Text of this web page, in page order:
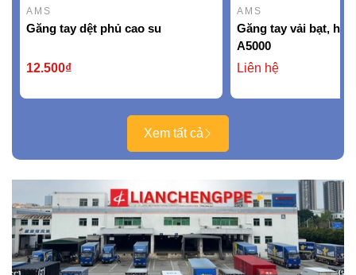
AMS
Găng tay dệt phủ cao su
12.500₫
AMS
Găng tay vải bạt,
A5000
Liên hệ
Xem tất cả